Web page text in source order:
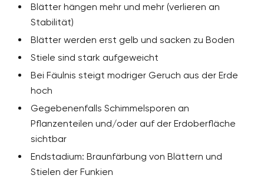
Blätter hängen mehr und mehr (verlieren an
Stabilität)
Blätter werden erst gelb und sacken zu Boden
Stiele sind stark aufgeweicht
Bei Fäulnis steigt modriger Geruch aus der Erde
hoch
Gegebenenfalls Schimmelsporen an
Pflanzenteilen und/oder auf der Erdoberfläche
sichtbar
Endstadium: Braunfärbung von Blättern und
Stielen der Funkien